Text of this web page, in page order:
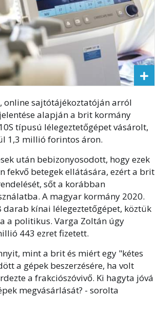
online sajtótájékoztatóján arról
alapján a brit kormány
típusú lélegeztetőgépet vásárolt,
1,3 millió forintos áron.
után bebizonyosodott, hogy ezek
fekvő betegek ellátására, ezért a brit
sőt a korábban
A magyar kormány 2020.
kínai lélegeztetőgépet, köztük
a politikus. Varga Zoltán úgy
443 ezret fizetett.
mint a brit és miért egy "kétes
a gépek beszerzésére, ha volt
a frakciószóvivő. Ki hagyta jóvá
megvásárlását? - sorolta